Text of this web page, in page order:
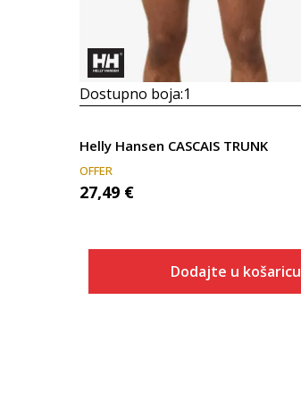
Dostupno boja:1
Helly Hansen CASCAIS TRUNK
OFFER
27,49 €
Dodajte u košaricu